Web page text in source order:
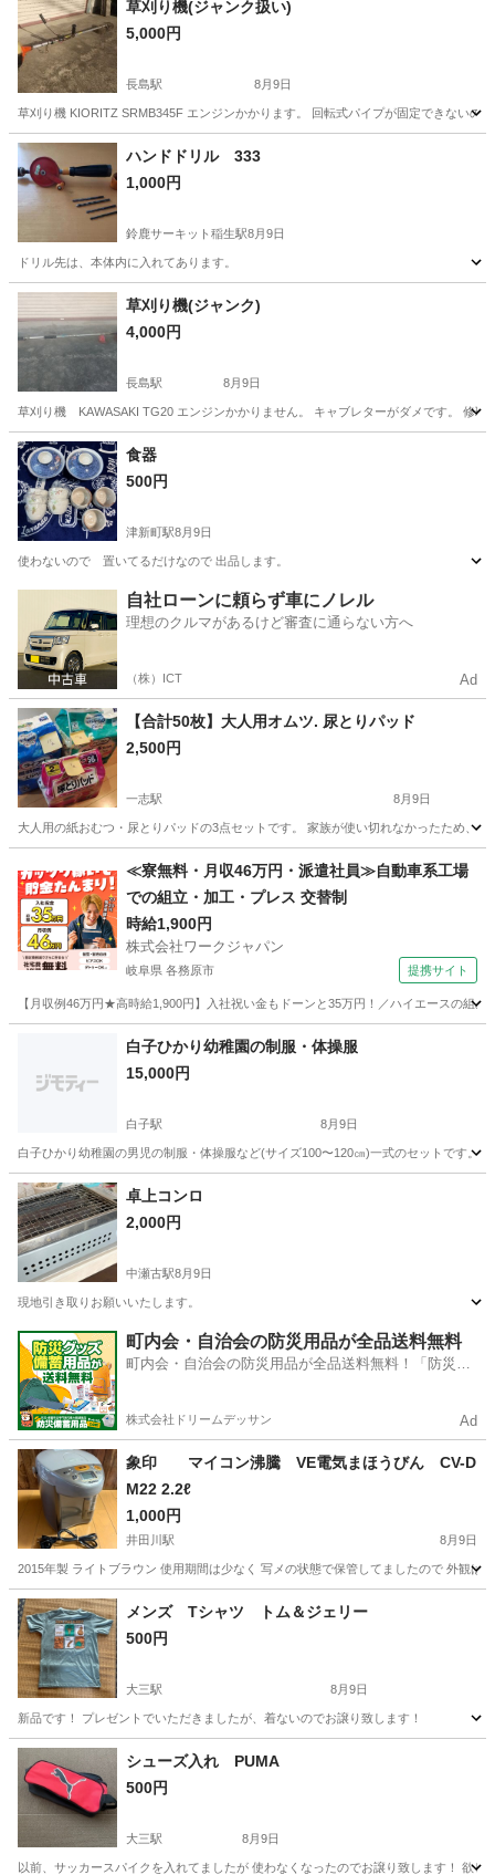
草刈り機(ジャンク扱い)
5,000円
長島駅 8月9日
草刈り機 KIORITZ SRMB345F エンジンかかります。 回転式パイプが固定できないの
三重 桑名市 長島駅
ハンドドリル 333
1,000円
鈴鹿サーキット稲生駅8月9日
ドリル先は、本体内に入れてあります。
三重 鈴鹿市 鈴鹿サーキット稲生駅
草刈り機(ジャンク)
4,000円
長島駅 8月9日
草刈り機 KAWASAKI TG20 エンジンかかりません。 キャブレターがダメです。 修理
三重 桑名市 長島駅
食器
500円
津新町駅8月9日
使わないので 置いてるだけなので 出品します。
津新町駅 その他
自社ローンに頼らず車にノレル
理想のクルマがあるけど審査に通らない方へ
（株）ICT Ad
【合計50枚】大人用オムツ. 尿とりパッド
2,500円
一志駅 8月9日
大人用の紙おむつ・尿とりパッドの3点セットです。 家族が使い切れなかったため、
一志駅 その他
≪寮無料・月収46万円・派遣社員≫自動車系工場
での組立・加工・プレス 交替制
時給1,900円
株式会社ワークジャパン
岐阜県 各務原市 提携サイト
【月収例46万円★高時給1,900円】入社祝い金もドーンと35万円！／ハイエースの組
その他
白子ひかり幼稚園の制服・体操服
15,000円
白子駅 8月9日
白子ひかり幼稚園の男児の制服・体操服など(サイズ100〜120㎝)一式のセットです。
三重 鈴鹿市 白子駅
卓上コンロ
2,000円
中瀬古駅8月9日
現地引き取りお願いいたします。
三重 鈴鹿市 中瀬古駅 その他
町内会・自治会の防災用品が全品送料無料
町内会・自治会の防災用品が全品送料無料！「防災備
株式会社ドリームデッサン Ad
象印 マイコン沸騰 VE電気まほうびん CV-D
M22 2.2ℓ
1,000円
井田川駅 8月9日
2015年製 ライトブラウン 使用期間は少なく 写メの状態で保管してましたので 外観
三重 亀山市 井田川駅
メンズ Tシャツ トム＆ジェリー
500円
大三駅 8月9日
新品です！ プレゼントでいただきましたが、着ないのでお譲り致します！
三重 津市 その他
シューズ入れ PUMA
500円
大三駅 8月9日
以前、サッカースパイクを入れてましたが 使わなくなったのでお譲り致します！ 欲